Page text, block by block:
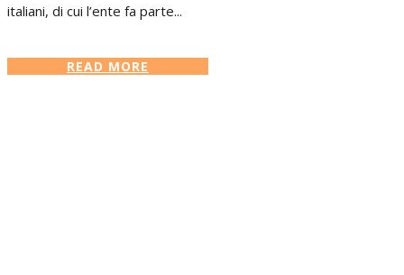
italiani, di cui l’ente fa parte...
READ MORE